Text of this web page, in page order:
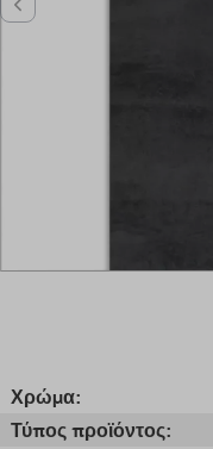
Χρώμα:
Τύπος προϊόντος: